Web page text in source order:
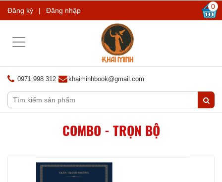
Đăng ký | Đăng nhập 0
Toggle
0971 998 312 khaiminhbook@gmail.com
COMBO - TRỌN BỘ